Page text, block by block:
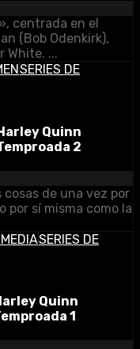
centrada en el
(Bob Odenkirk),
White. ...
SERIES DE
Quinn
2
de una vez por
por sí misma como la
SERIES DE
Quinn
1